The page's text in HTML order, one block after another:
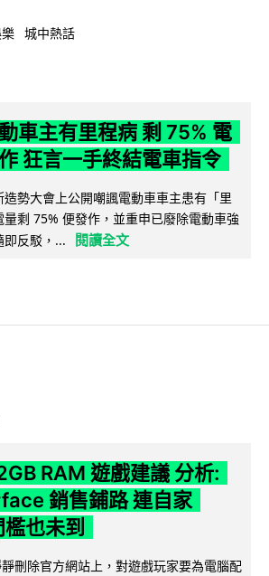
城中熱話
車主有里程病 剩 75% 電
狂言一手終結電車指令
勢大會上公開嘲諷電動車車主患有「里
剩 75% 便發作，並重申已廢除電動車強
即反駁，...
閱讀全文
RAM 遊戲建議 分析:
銷售鋪路 連自家
也未到
刪除官方網站上，對遊戲玩家要為電腦配